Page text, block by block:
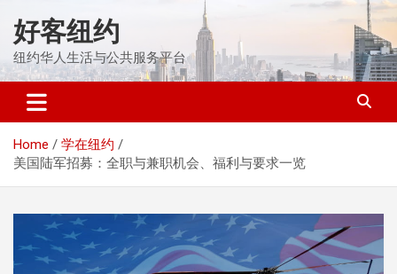
content
好客纽约
纽约华人生活与公共服务平台
Home
学在纽约
美国陆军招募：全职与兼职机会、福利与要求一览